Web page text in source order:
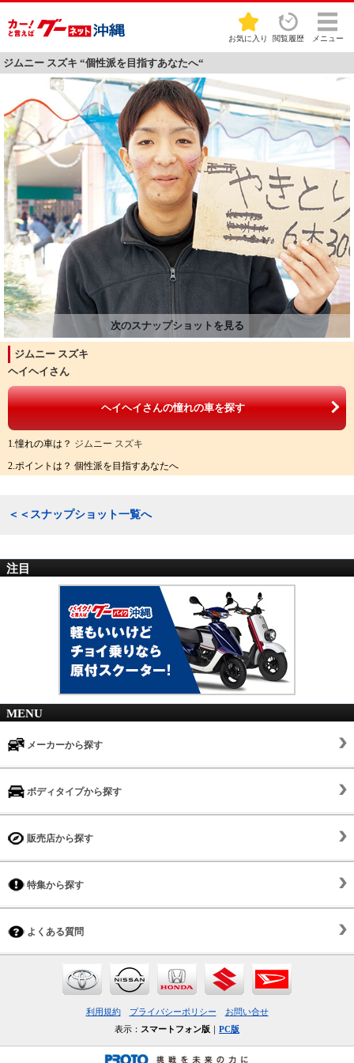
お気に入り 閲覧履歴 メニュー
ジムニー スズキ “個性派を目指すあなたへ“
ジムニー スズキ
ヘイヘイさん
ヘイヘイさんの憧れの車を探す
1.憧れの車は？ ジムニー スズキ
2.ポイントは？ 個性派を目指すあなたへ
＜＜スナップショット一覧へ
注目
MENU
メーカーから探す
ボディタイプから探す
販売店から探す
特集から探す
よくある質問
利用規約 プライバシーポリシー
お問い合せ
表示： スマートフォン版 ｜ PC版